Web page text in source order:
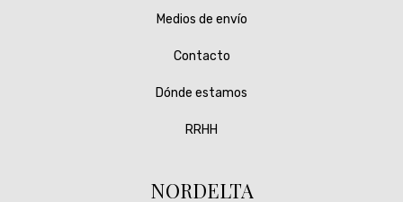
Medios de envío
Contacto
Dónde estamos
RRHH
NORDELTA